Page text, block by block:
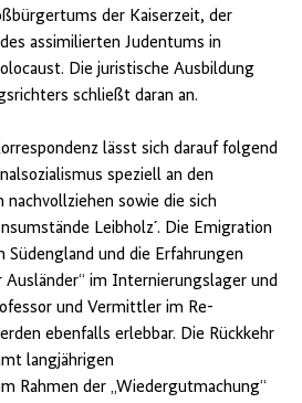
der Kaiserzeit, der
assimilierten Judentums in
Die juristische Ausbildung
schließt daran an.
lässt sich darauf folgend
speziell an den
sowie die sich
Leibholz´. Die Emigration
Südengland und die Erfahrungen
Ausländer“ im Internierungslager und
und Vermittler im Re-
ebenfalls erlebbar. Die Rückkehr
langjährigen
Rahmen der „Wiedergutmachung“